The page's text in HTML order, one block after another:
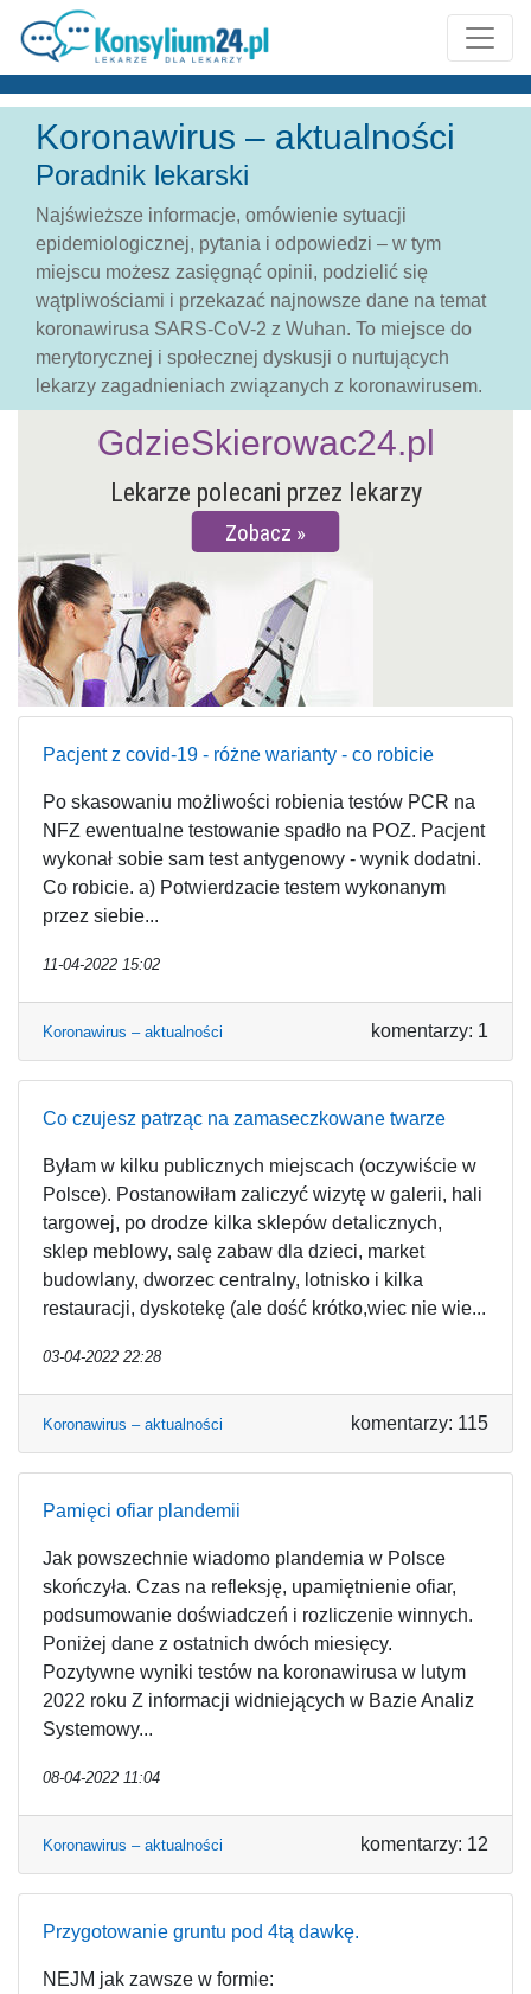
Koronawirus – aktualności
Poradnik lekarski
Najświeższe informacje, omówienie sytuacji
epidemiologicznej, pytania i odpowiedzi – w tym
miejscu możesz zasięgnąć opinii, podzielić się
wątpliwościami i przekazać najnowsze dane na temat
koronawirusa SARS-CoV-2 z Wuhan. To miejsce do
merytorycznej i społecznej dyskusji o nurtujących
lekarzy zagadnieniach związanych z koronawirusem.
Lekarze polecani przez lekarzy
Zobacz
GdzieSkierowac24.pl
Pacjent z covid-19 - różne warianty - co robicie
Po skasowaniu możliwości robienia testów PCR na
NFZ ewentualne testowanie spadło na POZ. Pacjent
wykonał sobie sam test antygenowy - wynik dodatni.
Co robicie. a) Potwierdzacie testem wykonanym
przez siebie...
11-04-2022 15:02
Koronawirus – aktualności komentarzy: 1
Co czujesz patrząc na zamaseczkowane twarze
Byłam w kilku publicznych miejscach (oczywiście w
Polsce). Postanowiłam zaliczyć wizytę w galerii, hali
targowej, po drodze kilka sklepów detalicznych,
sklep meblowy, salę zabaw dla dzieci, market
budowlany, dworzec centralny, lotnisko i kilka
restauracji, dyskotekę (ale dość krótko,wiec nie wie...
03-04-2022 22:28
Koronawirus – aktualności komentarzy: 115
Pamięci ofiar plandemii
Jak powszechnie wiadomo plandemia w Polsce
skończyła. Czas na refleksję, upamiętnienie ofiar,
podsumowanie doświadczeń i rozliczenie winnych.
Poniżej dane z ostatnich dwóch miesięcy.
Pozytywne wyniki testów na koronawirusa w lutym
2022 roku Z informacji widniejących w Bazie Analiz
Systemowy...
08-04-2022 11:04
Koronawirus – aktualności komentarzy: 12
Przygotowanie gruntu pod 4tą dawkę.
NEJM jak zawsze w formie: